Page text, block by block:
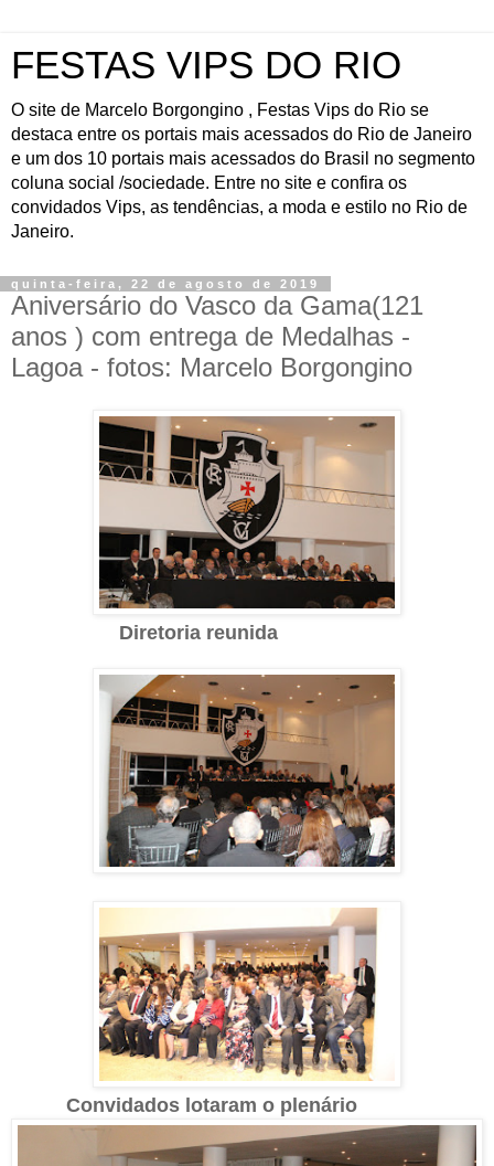
FESTAS VIPS DO RIO
O site de Marcelo Borgongino , Festas Vips do Rio se
destaca entre os portais mais acessados do Rio de Janeiro
e um dos 10 portais mais acessados do Brasil no segmento
coluna social /sociedade. Entre no site e confira os
convidados Vips, as tendências, a moda e estilo no Rio de
Janeiro.
quinta-feira, 22 de agosto de 2019
Aniversário do Vasco da Gama(121
anos ) com entrega de Medalhas -
Lagoa - fotos: Marcelo Borgongino
Diretoria reunida
Convidados lotaram o plenário